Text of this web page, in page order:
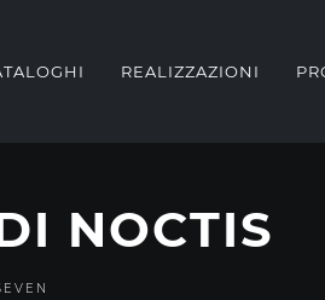
REALIZZAZIONI
NOCTIS